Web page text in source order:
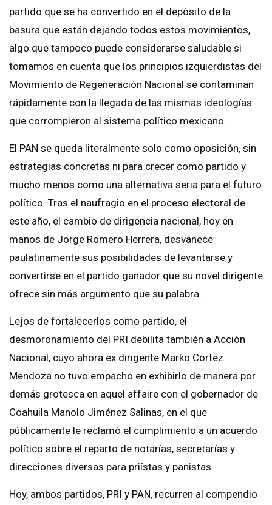
partido que se ha convertido en el depósito de la
basura que están dejando todos estos movimientos,
algo que tampoco puede considerarse saludable si
tomamos en cuenta que los principios izquierdistas del
Movimiento de Regeneración Nacional se contaminan
rápidamente con la llegada de las mismas ideologías
que corrompieron al sistema político mexicano.
El PAN se queda literalmente solo como oposición, sin
estrategias concretas ni para crecer como partido y
mucho menos como una alternativa seria para el futuro
político. Tras el naufragio en el proceso electoral de
este año, el cambio de dirigencia nacional, hoy en
manos de Jorge Romero Herrera, desvanece
paulatinamente sus posibilidades de levantarse y
convertirse en el partido ganador que su novel dirigente
ofrece sin más argumento que su palabra.
Lejos de fortalecerlos como partido, el
desmoronamiento del PRI debilita también a Acción
Nacional, cuyo ahora ex dirigente Marko Cortez
Mendoza no tuvo empacho en exhibirlo de manera por
demás grotesca en aquel affaire con el gobernador de
Coahuila Manolo Jiménez Salinas, en el que
públicamente le reclamó el cumplimiento a un acuerdo
político sobre el reparto de notarías, secretarías y
direcciones diversas para priístas y panistas.
Hoy, ambos partidos, PRI y PAN, recurren al compendio